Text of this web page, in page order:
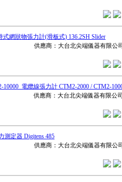
式網狀物張力計(滑板式) 136.2SH Slider
供應商：大台北尖端儀器有限公司
10000 電纜線張力計 CTM2-2000 / CTM2-
供應商：大台北尖端儀器有限公司
測定器 Digitens 485
供應商：大台北尖端儀器有限公司